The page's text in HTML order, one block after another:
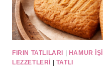
FIRIN TATLILARI | HAMUR IŞI
LEZZETLERI | TATLI